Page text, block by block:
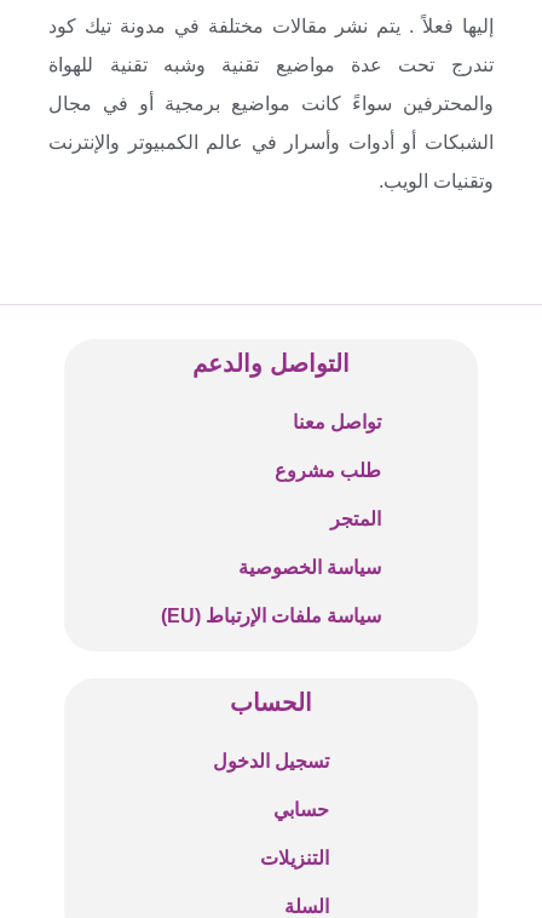
إليها فعلاً . يتم نشر مقالات مختلفة في مدونة تيك كود
تندرج تحت عدة مواضيع تقنية وشبه تقنية للهواة
والمحترفين سواءً كانت مواضيع برمجية أو في مجال
الشبكات أو أدوات وأسرار في عالم الكمبيوتر والإنترنت
وتقنيات الويب.
التواصل والدعم
تواصل معنا
طلب مشروع
المتجر
سياسة الخصوصية
سياسة ملفات الإرتباط (EU)
الحساب
تسجيل الدخول
حسابي
التنزيلات
السلة